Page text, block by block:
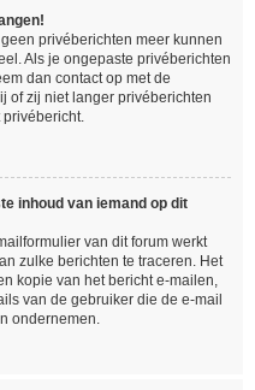
privéberichten meer kunnen
Als je ongepaste privéberichten
dan contact op met de
of zij niet langer privéberichten
privébericht.
inhoud van iemand op dit
van dit forum werkt
zulke berichten te traceren. Het
kopie van het bericht e-mailen,
van de gebruiker die de e-mail
ondernemen.